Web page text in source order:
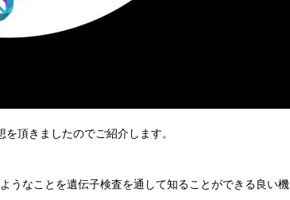
頂きましたのでご紹介します。
うなことを遺伝子検査を通して知ることができる良い機